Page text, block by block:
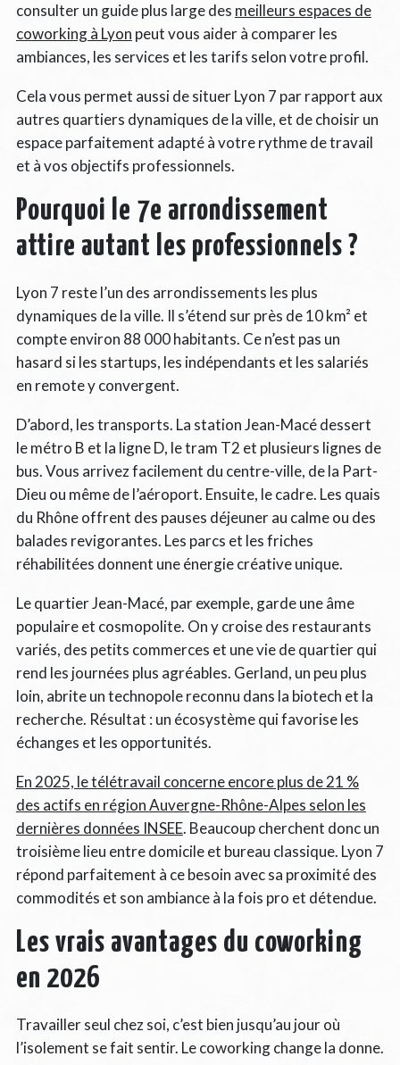
consulter un guide plus large des meilleurs espaces de
coworking à Lyon peut vous aider à comparer les
ambiances, les services et les tarifs selon votre profil.
Cela vous permet aussi de situer Lyon 7 par rapport aux
autres quartiers dynamiques de la ville, et de choisir un
espace parfaitement adapté à votre rythme de travail
et à vos objectifs professionnels.
Pourquoi le 7e arrondissement
attire autant les professionnels ?
Lyon 7 reste l’un des arrondissements les plus
dynamiques de la ville. Il s’étend sur près de 10 km² et
compte environ 88 000 habitants. Ce n’est pas un
hasard si les startups, les indépendants et les salariés
en remote y convergent.
D’abord, les transports. La station Jean-Macé dessert
le métro B et la ligne D, le tram T2 et plusieurs lignes de
bus. Vous arrivez facilement du centre-ville, de la Part-
Dieu ou même de l’aéroport. Ensuite, le cadre. Les quais
du Rhône offrent des pauses déjeuner au calme ou des
balades revigorantes. Les parcs et les friches
réhabilitées donnent une énergie créative unique.
Le quartier Jean-Macé, par exemple, garde une âme
populaire et cosmopolite. On y croise des restaurants
variés, des petits commerces et une vie de quartier qui
rend les journées plus agréables. Gerland, un peu plus
loin, abrite un technopole reconnu dans la biotech et la
recherche. Résultat : un écosystème qui favorise les
échanges et les opportunités.
En 2025, le télétravail concerne encore plus de 21 %
des actifs en région Auvergne-Rhône-Alpes selon les
dernières données INSEE. Beaucoup cherchent donc un
troisième lieu entre domicile et bureau classique. Lyon 7
répond parfaitement à ce besoin avec sa proximité des
commodités et son ambiance à la fois pro et détendue.
Les vrais avantages du coworking
en 2026
Travailler seul chez soi, c’est bien jusqu’au jour où
l’isolement se fait sentir. Le coworking change la donne.